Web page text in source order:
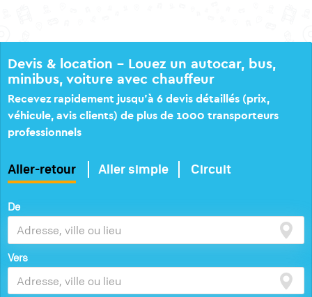
Devis & location – Louez un autocar, bus,
minibus, voiture avec chauffeur
Recevez rapidement jusqu’à 6 devis détaillés (prix,
véhicule, avis clients) de plus de 1000 transporteurs
professionnels
Aller-retour Aller simple Circuit
De
Vers